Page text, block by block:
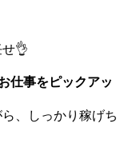
👌
仕事をピックアッ
、しっかり稼げち